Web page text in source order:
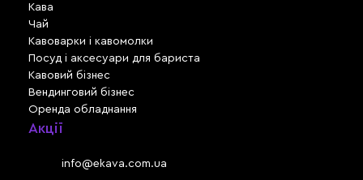
Кава
Чай
Кавоварки і кавомолки
Посуд і аксесуари для бариста
Кавовий бізнес
Вендинговий бізнес
Оренда обладнання
Акції
info@ekava.com.ua